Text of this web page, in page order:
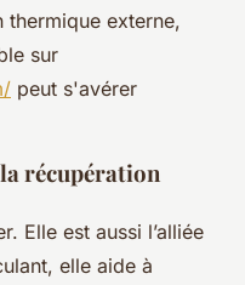
thermique externe,
sur
peut s'avérer
récupération
Elle est aussi l’alliée
elle aide à